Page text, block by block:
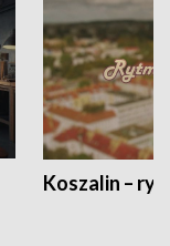
Koszalin –